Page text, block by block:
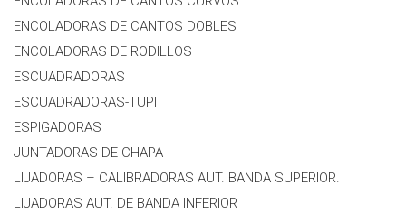
ENCOLADORAS DE CANTOS DOBLES
ENCOLADORAS DE RODILLOS
ESCUADRADORAS
ESCUADRADORAS-TUPI
ESPIGADORAS
JUNTADORAS DE CHAPA
LIJADORAS – CALIBRADORAS AUT. BANDA SUPERIOR.
LIJADORAS AUT. DE BANDA INFERIOR